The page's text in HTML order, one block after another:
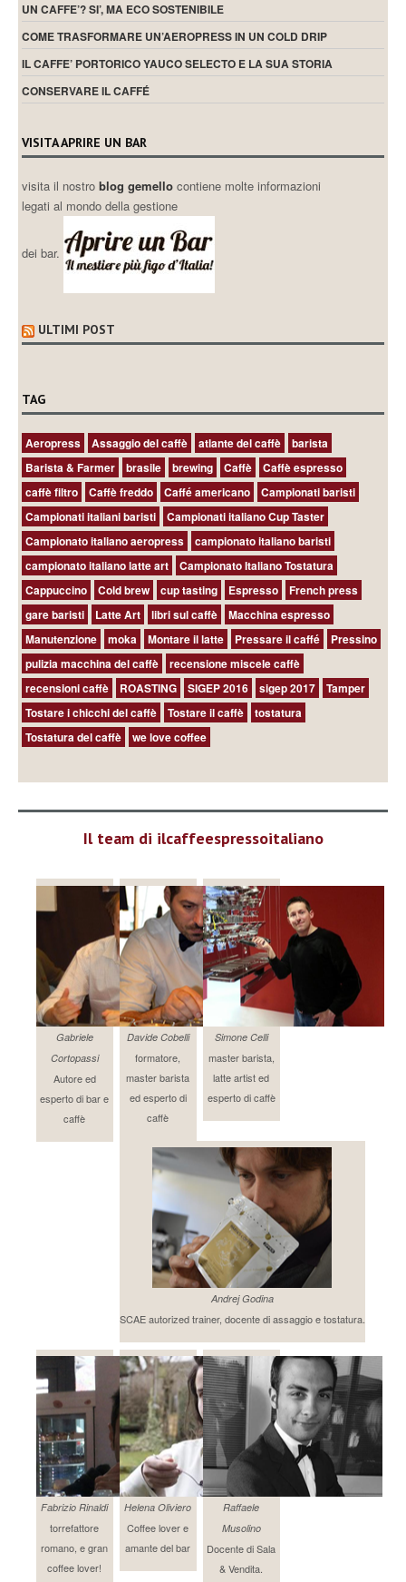
UN CAFFE’? SI’, MA ECO SOSTENIBILE
COME TRASFORMARE UN’AEROPRESS IN UN COLD DRIP
IL CAFFE’ PORTORICO YAUCO SELECTO E LA SUA STORIA
CONSERVARE IL CAFFÉ
VISITA APRIRE UN BAR
visita il nostroblog gemellocontiene molte informazioni
legati al mondo della gestione
dei bar.
ULTIMI POST
TAG
Aeropress Assaggio del caffè atlante del caffè
barista
Barista & Farmer
brasile brewing Caffè
Caffè espresso
caffè filtro
Caffè freddo Caffé americano
Campionati baristi
Campionati italiani baristi
Campionati italiano Cup Taster
Campionato italiano aeropress
campionato italiano baristi
campionato italiano latte art
Campionato Italiano Tostatura
Cappuccino
Cold brew cup tasting Espresso
French press
gare baristi
Latte Art libri sul caffè
Macchina espresso
Manutenzione
moka Montare il latte Pressare il caffé
Pressino
pulizia macchina del caffè
recensione miscele caffè
recensioni caffè
ROASTING SIGEP 2016 sigep 2017
Tamper
Tostare i chicchi del caffè
Tostare il caffè
tostatura
Tostatura del caffè
we love coffee
Il team di ilcaffeespressoitaliano
Gabriele
Cortopassi
Autore ed
esperto di bar e
caffè
Davide Cobelli
formatore,
master barista
ed esperto di
caffè
Simone Celli
master barista,
latte artist ed
esperto di caffè
Andrej Godina
SCAE autorized trainer, docente di assaggio e tostatura.
Fabrizio Rinaldi
torrefattore
romano, e gran
coffee lover!
Helena Oliviero
Coffee lover e
amante del bar
Raffaele
Musolino
Docente di Sala
& Vendita.